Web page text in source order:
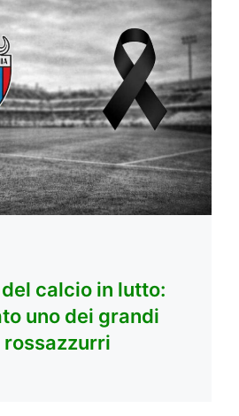
calcio in lutto:
uno dei grandi